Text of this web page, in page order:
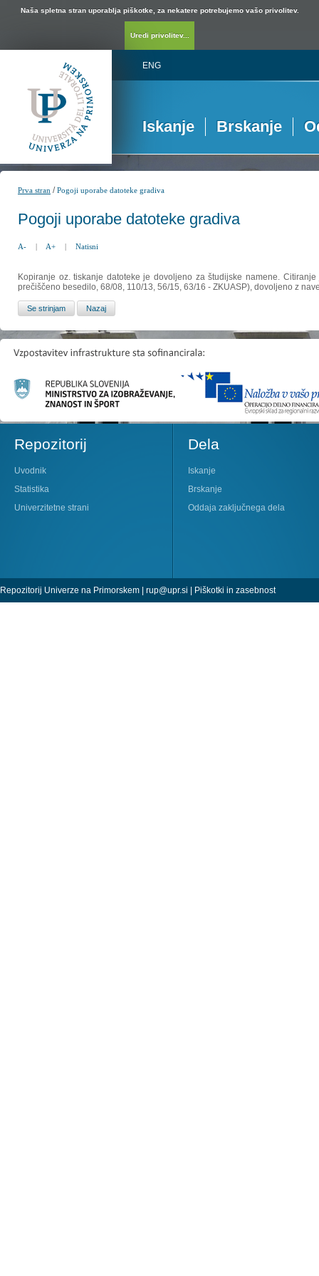
Naša spletna stran uporablja piškotke, za nekatere potrebujemo vašo privolitev.
Uredi privolitev...
ENG
Iskanje Brskanje
Prva stran /Pogoji uporabe datoteke gradiva
Pogoji uporabe datoteke gradiva
A- | A+ | Natisni
Kopiranje oz. tiskanje datoteke je dovoljeno za študijske namene.
prečiščeno besedilo, 68/08, 110/13, 56/15, 63/16 - ZKUASP), dovoljeno z
Repozitorij
Uvodnik
Statistika
Univerzitetne strani
Dela
Iskanje
Brskanje
Oddaja zaključnega dela
Repozitorij Univerze na Primorskem | rup@upr.si | Piškotki in zasebnost